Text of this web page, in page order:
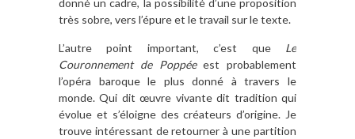
donné un cadre, la possibilité d’une proposition
très sobre, vers l’épure et le travail sur le texte.
L’autre point important, c’est que Le
Couronnement de Poppéeest probablement
l’opéra baroque le plus donné à travers le
monde. Qui dit œuvre vivante dit tradition qui
évolue et s’éloigne des créateurs d’origine. Je
trouve intéressant de retourner à une partition